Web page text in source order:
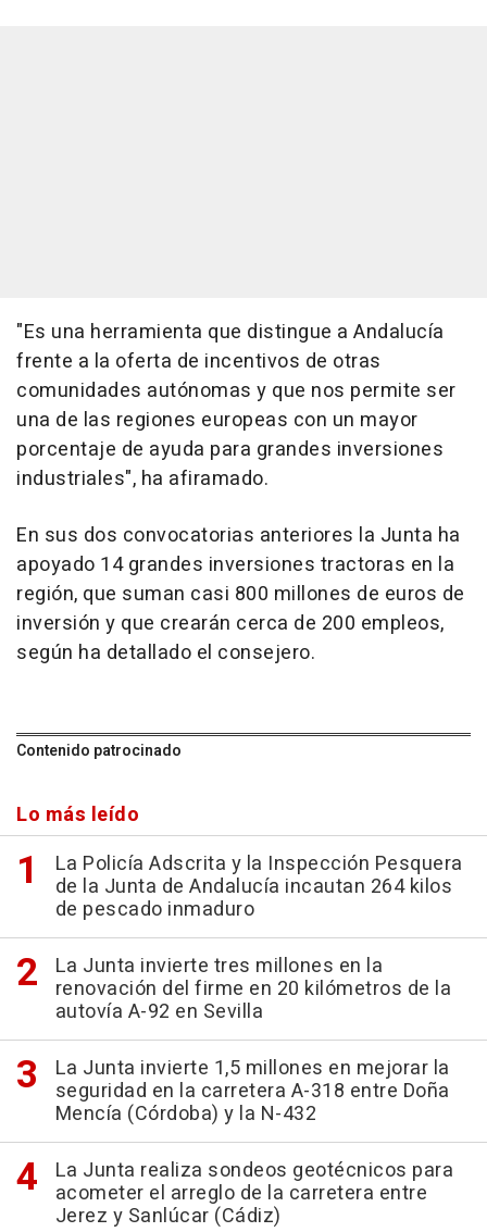
"Es una herramienta que distingue a Andalucía
frente a la oferta de incentivos de otras
comunidades autónomas y que nos permite ser
una de las regiones europeas con un mayor
porcentaje de ayuda para grandes inversiones
industriales", ha afiramado.
En sus dos convocatorias anteriores la Junta ha
apoyado 14 grandes inversiones tractoras en la
región, que suman casi 800 millones de euros de
inversión y que crearán cerca de 200 empleos,
según ha detallado el consejero.
Contenido patrocinado
Lo más leído
La Policía Adscrita y la Inspección Pesquera
de la Junta de Andalucía incautan 264 kilos
de pescado inmaduro
La Junta invierte tres millones en la
renovación del firme en 20 kilómetros de la
autovía A-92 en Sevilla
La Junta invierte 1,5 millones en mejorar la
seguridad en la carretera A-318 entre Doña
Mencía (Córdoba) y la N-432
La Junta realiza sondeos geotécnicos para
acometer el arreglo de la carretera entre
Jerez y Sanlúcar (Cádiz)